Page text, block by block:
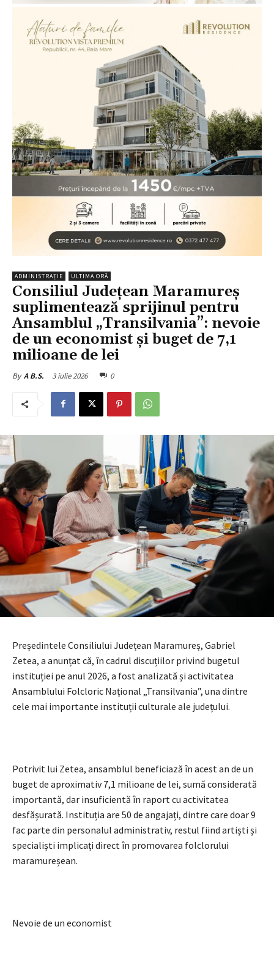
ADMINISTRAȚIE ULTIMA ORĂ
Consiliul Județean Maramureș
suplimentează sprijinul pentru
Ansamblul „Transilvania”: nevoie
de un economist și buget de 7,1
milioane de lei
By A B.S. 3 iulie 2026 0
Președintele Consiliului Județean Maramureș, Gabriel
Zetea, a anunțat că, în cadrul discuțiilor privind bugetul
instituției pe anul 2026, a fost analizată și activitatea
Ansamblului Folcloric Național „Transilvania”, una dintre
cele mai importante instituții culturale ale județului.
Potrivit lui Zetea, ansamblul beneficiază în acest an de un
buget de aproximativ 7,1 milioane de lei, sumă considerată
importantă, dar insuficientă în raport cu activitatea
desfășurată. Instituția are 50 de angajați, dintre care doar 9
fac parte din personalul administrativ, restul fiind artiști și
specialiști implicați direct în promovarea folclorului
maramureșean.
Nevoie de un economist